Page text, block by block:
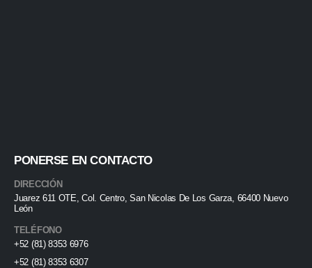
PONERSE EN CONTACTO
DIRECCIÓN
Juarez 611 OTE, Col. Centro, San Nicolas De Los Garza, 66400 Nuevo
León
TELÉFONO
+52 (81) 8353 6976
+52 (81) 8353 6307